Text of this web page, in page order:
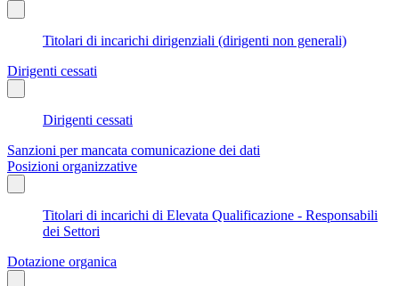
Titolari di incarichi dirigenziali (dirigenti non generali)
Dirigenti cessati
Dirigenti cessati
Sanzioni per mancata comunicazione dei dati
Posizioni organizzative
Titolari di incarichi di Elevata Qualificazione - Responsabili
dei Settori
Dotazione organica